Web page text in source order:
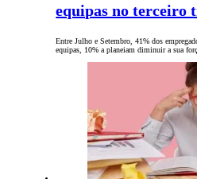
equipas no terceiro
Entre Julho e Setembro, 41% dos
equipas, 10% a planeiam diminuir a sua